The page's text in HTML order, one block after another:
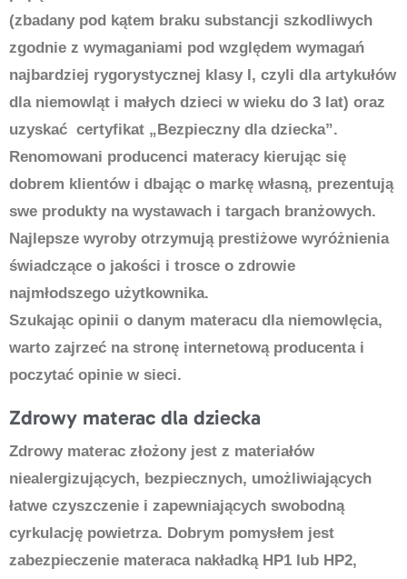
(zbadany pod kątem braku substancji szkodliwych
zgodnie z wymaganiami pod względem wymagań
najbardziej rygorystycznej klasy I, czyli dla artykułów
dla niemowląt i małych dzieci w wieku do 3 lat) oraz
uzyskać certyfikat „Bezpieczny dla dziecka”.
Renomowani producenci materacy kierując się
dobrem klientów i dbając o markę własną, prezentują
swe produkty na wystawach i targach branżowych.
Najlepsze wyroby otrzymują prestiżowe wyróżnienia
świadczące o jakości i trosce o zdrowie
najmłodszego użytkownika.
Szukając opinii o danym materacu dla niemowlęcia,
warto zajrzeć na stronę internetową producenta i
poczytać opinie w sieci.
Zdrowy materac dla dziecka
Zdrowy materac złożony jest z materiałów
niealergizujących, bezpiecznych, umożliwiających
łatwe czyszczenie i zapewniających swobodną
cyrkulację powietrza. Dobrym pomysłem jest
zabezpieczenie materaca nakładką HP1 lub HP2,